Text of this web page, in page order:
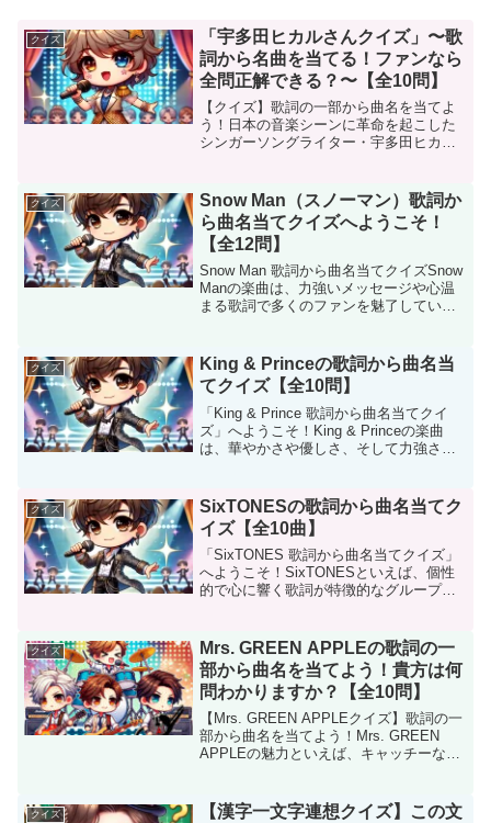
クイズ
「宇多田ヒカルさんクイズ」〜歌
詞から名曲を当てる！ファンなら
全問正解できる？〜【全10問】
【クイズ】歌詞の一部から曲名を当てよ
う！日本の音楽シーンに革命を起こした
シンガーソングライター・宇多田ヒカ
で多くの人々を魅了し続けています。本
記事では、そんな宇多田...
クイズ
Snow Man（スノーマン）歌詞か
ら曲名当てクイズへようこそ！
【全12問】
Snow Man 歌詞から曲名当てクイズSnow
Manの楽曲は、力強いメッセージや心温
まる歌詞で多くのファンを魅了していま
す！デビュー曲から最新曲まで、幅広い
ラインナッ...
クイズ
King & Princeの歌詞から曲名当
てクイズ【全10問】
「King & Prince 歌詞から曲名当てクイ
ズ」へようこそ！King & Princeの楽曲
は、華やかさや優しさ、そして力強さで
ックアップし、曲名を当ててもらいま...
クイズ
SixTONESの歌詞から曲名当てク
イズ【全10曲】
「SixTONES 歌詞から曲名当てクイズ」
へようこそ！SixTONESといえば、個性
的で心に響く歌詞が特徴的なグループ。
ズでは、そんな彼らの楽曲からピックア
ップした歌...
クイズ
Mrs. GREEN APPLEの歌詞の一
部から曲名を当てよう！貴方は何
問わかりますか？【全10問】
【Mrs. GREEN APPLEクイズ】歌詞の一
部から曲名を当てよう！Mrs. GREEN
APPLEの魅力といえば、キャッチーなメ
を楽しんでみませんか？ファンならき...
クイズ
【漢字一文字連想クイズ】この文